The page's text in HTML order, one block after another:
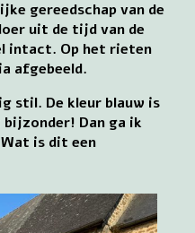
gereedschap van de
uit de tijd van de
intact. Op het rieten
afgebeeld.
stil. De kleur blauw is
Dan ga ik
is dit een